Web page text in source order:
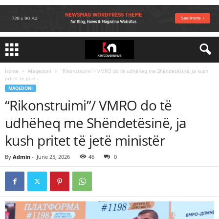
Home Maqedoni
“Rikonstruimi”/ VMRO do të udhëheq me Shëndetësinë, ja kush
pritet të jetë...
MAQEDONI
“Rikonstruimi”/ VMRO do të
udhëheq me Shëndetësinë, ja
kush pritet të jetë ministër
By Admin - June 25, 2026 46 0